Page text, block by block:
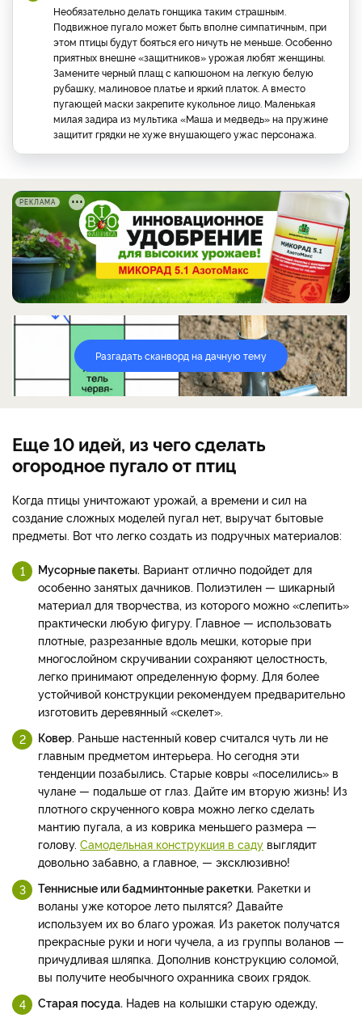
Необязательно делать гонщика таким страшным.
Подвижное пугало может быть вполне симпатичным, при
этом птицы будут бояться его ничуть не меньше. Особенно
приятных внешне «защитников» урожая любят женщины.
Замените черный плащ с капюшоном на легкую белую
рубашку, малиновое платье и яркий платок. А вместо
пугающей маски закрепите кукольное лицо. Маленькая
милая задира из мультика «Маша и медведь» на пружине
защитит грядки не хуже внушающего ужас персонажа.
РЕКЛАМА
Разгадать сканворд на дачную тему
Еще 10 идей, из чего сделать
огородное пугало от птиц
Когда птицы уничтожают урожай, а времени и сил на
создание сложных моделей пугал нет, выручат бытовые
предметы. Вот что легко создать из подручных материалов:
Мусорные пакеты. Вариант отлично подойдет для
особенно занятых дачников. Полиэтилен — шикарный
материал для творчества, из которого можно «слепить»
практически любую фигуру. Главное — использовать
плотные, разрезанные вдоль мешки, которые при
многослойном скручивании сохраняют целостность,
легко принимают определенную форму. Для более
устойчивой конструкции рекомендуем предварительно
изготовить деревянный «скелет».
Ковер. Раньше настенный ковер считался чуть ли не
главным предметом интерьера. Но сегодня эти
тенденции позабылись. Старые ковры «поселились» в
чулане — подальше от глаз. Дайте им вторую жизнь! Из
плотного скрученного ковра можно легко сделать
мантию пугала, а из коврика меньшего размера —
голову. Самодельная конструкция в саду выглядит
довольно забавно, а главное, — эксклюзивно!
Теннисные или бадминтонные ракетки. Ракетки и
воланы уже которое лето пылятся? Давайте
используем их во благо урожая. Из ракеток получатся
прекрасные руки и ноги чучела, а из группы воланов —
причудливая шляпка. Дополнив конструкцию соломой,
вы получите необычного охранника своих грядок.
Старая посуда. Надев на колышки старую одежду,